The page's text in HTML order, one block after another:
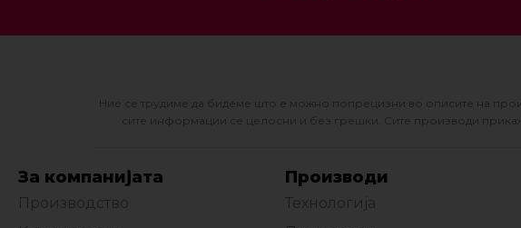
Ние се трудиме да бидеме што е можно попрецизни во описите на
сите информации се целосни и без грешки. Сите производи
За компанијата
Производство
Производи
Технологија